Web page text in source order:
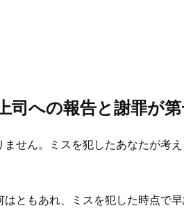
司への報告と謝罪が
せん。ミスを犯したあなたが考え
ともあれ、ミスを犯した時点で